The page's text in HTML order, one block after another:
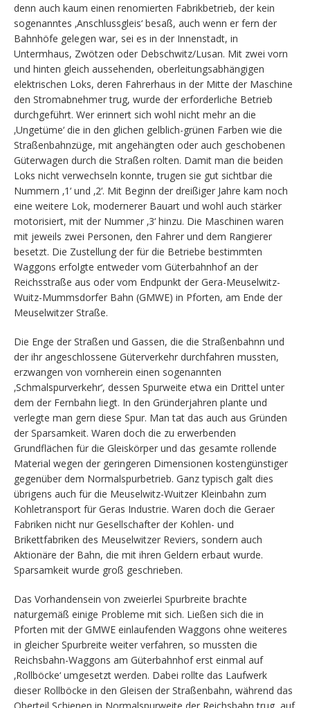
denn auch kaum einen renomierten Fabrikbetrieb, der kein
sogenanntes ‚Anschlussgleis‘ besaß, auch wenn er fern der
Bahnhöfe gelegen war, sei es in der Innenstadt, in
Untermhaus, Zwötzen oder Debschwitz/Lusan. Mit zwei vorn
und hinten gleich aussehenden, oberleitungsabhängigen
elektrischen Loks, deren Fahrerhaus in der Mitte der Maschine
den Stromabnehmer trug, wurde der erforderliche Betrieb
durchgeführt. Wer erinnert sich wohl nicht mehr an die
‚Ungetüme‘ die in den glichen gelblich-grünen Farben wie die
Straßenbahnzüge, mit angehängten oder auch geschobenen
Güterwagen durch die Straßen rolten. Damit man die beiden
Loks nicht verwechseln konnte, trugen sie gut sichtbar die
Nummern ‚1‘ und ‚2‘. Mit Beginn der dreißiger Jahre kam noch
eine weitere Lok, modernerer Bauart und wohl auch stärker
motorisiert, mit der Nummer ‚3‘ hinzu. Die Maschinen waren
mit jeweils zwei Personen, den Fahrer und dem Rangierer
besetzt. Die Zustellung der für die Betriebe bestimmten
Waggons erfolgte entweder vom Güterbahnhof an der
Reichsstraße aus oder vom Endpunkt der Gera-Meuselwitz-
Wuitz-Mummsdorfer Bahn (GMWE) in Pforten, am Ende der
Meuselwitzer Straße.
Die Enge der Straßen und Gassen, die die Straßenbahnn und
der ihr angeschlossene Güterverkehr durchfahren mussten,
erzwangen von vornherein einen sogenannten
‚Schmalspurverkehr‘, dessen Spurweite etwa ein Drittel unter
dem der Fernbahn liegt. In den Gründerjahren plante und
verlegte man gern diese Spur. Man tat das auch aus Gründen
der Sparsamkeit. Waren doch die zu erwerbenden
Grundflächen für die Gleiskörper und das gesamte rollende
Material wegen der geringeren Dimensionen kostengünstiger
gegenüber dem Normalspurbetrieb. Ganz typisch galt dies
übrigens auch für die Meuselwitz-Wuitzer Kleinbahn zum
Kohletransport für Geras Industrie. Waren doch die Geraer
Fabriken nicht nur Gesellschafter der Kohlen- und
Brikettfabriken des Meuselwitzer Reviers, sondern auch
Aktionäre der Bahn, die mit ihren Geldern erbaut wurde.
Sparsamkeit wurde groß geschrieben.
Das Vorhandensein von zweierlei Spurbreite brachte
naturgemäß einige Probleme mit sich. Ließen sich die in
Pforten mit der GMWE einlaufenden Waggons ohne weiteres
in gleicher Spurbreite weiter verfahren, so mussten die
Reichsbahn-Waggons am Güterbahnhof erst einmal auf
‚Rollböcke‘ umgesetzt werden. Dabei rollte das Laufwerk
dieser Rollböcke in den Gleisen der Straßenbahn, während das